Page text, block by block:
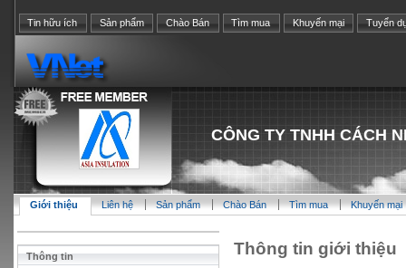
Tin hữu ích Sản phẩm Chào Bán Tìm mua Khuyến mại Tuyển
CÔNG TY TNHH CÁCH
Giới thiệu Liên hệ Sản phẩm Chào Bán Tìm mua Khuyến mại
Thông tin
Thông tin giới thiệu